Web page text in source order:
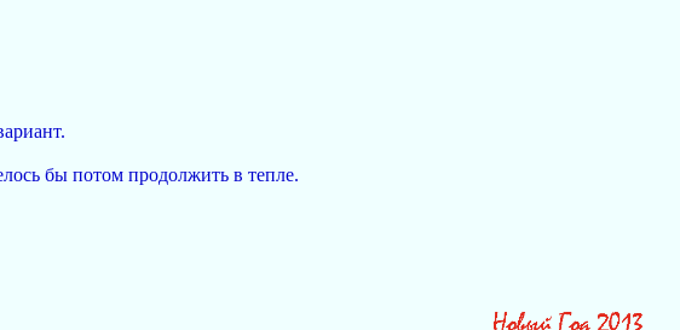
бы потом продолжить в тепле.